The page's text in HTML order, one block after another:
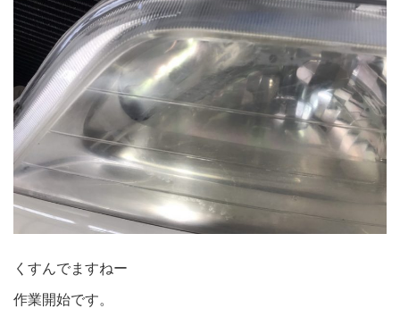
くすんでますねー
作業開始です。